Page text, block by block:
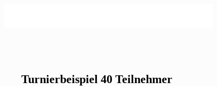
Turnierbeispiel 40 Teilnehmer